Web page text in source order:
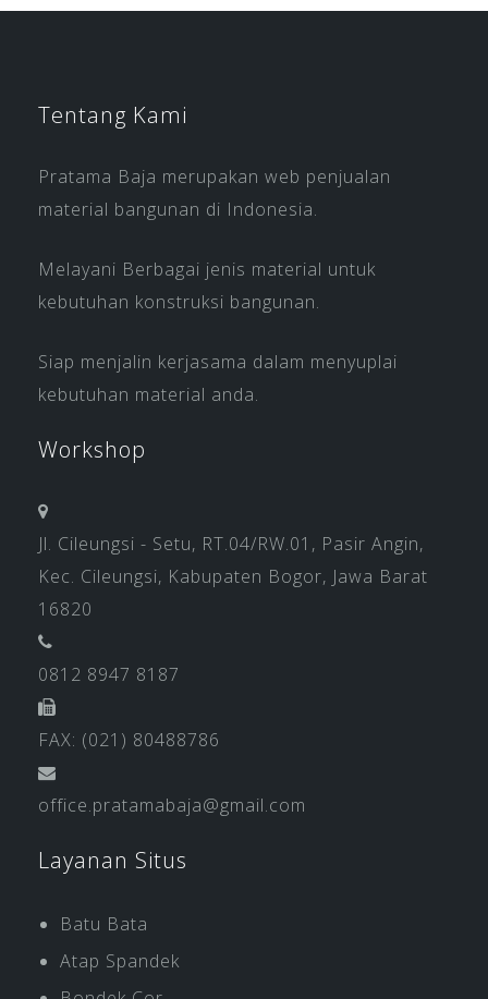
Tentang Kami
Pratama Baja merupakan web penjualan
material bangunan di Indonesia.
Melayani Berbagai jenis material untuk
kebutuhan konstruksi bangunan.
Siap menjalin kerjasama dalam menyuplai
kebutuhan material anda.
Workshop
Jl. Cileungsi - Setu, RT.04/RW.01, Pasir Angin,
Kec. Cileungsi, Kabupaten Bogor, Jawa Barat
16820
0812 8947 8187
FAX: (021) 80488786
office.pratamabaja@gmail.com
Layanan Situs
Batu Bata
Atap Spandek